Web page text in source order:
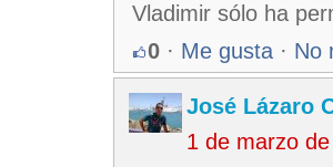
Vladimir sólo ha
0 · Me gusta · No
José Lázaro
1 de marzo